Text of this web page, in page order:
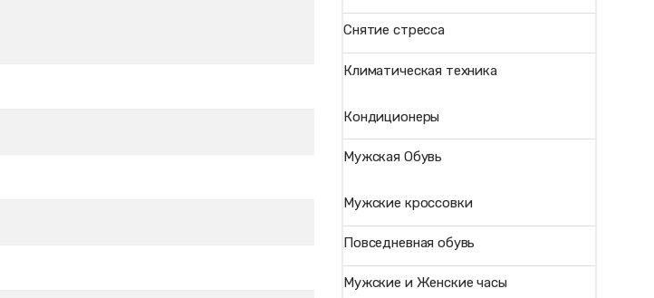
Снятие стресса
Климатическая техника
Кондиционеры
Мужская Обувь
Мужские кроссовки
Повседневная обувь
Мужские и Женские часы